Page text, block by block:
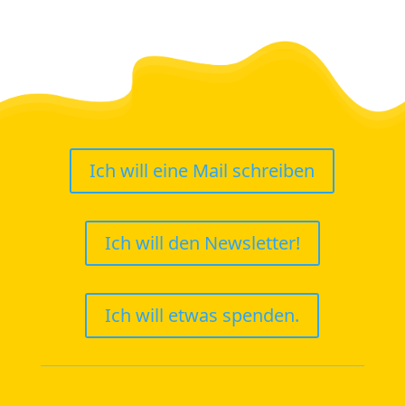
Ich will eine Mail schreiben
Ich will den Newsletter!
Ich will etwas spenden.